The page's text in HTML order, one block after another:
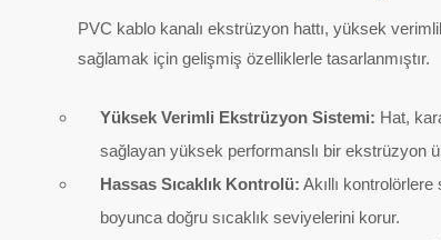
PVC kablo kanalı ekstrüzyon hattı, yüksek
sağlamak için gelişmiş özelliklerle tasarlanmıştır.
Yüksek Verimli Ekstrüzyon Sistemi: Hat,
sağlayan yüksek performanslı bir ekstrüzyon
Hassas Sıcaklık Kontrolü: Akıllı
boyunca doğru sıcaklık seviyelerini korur.